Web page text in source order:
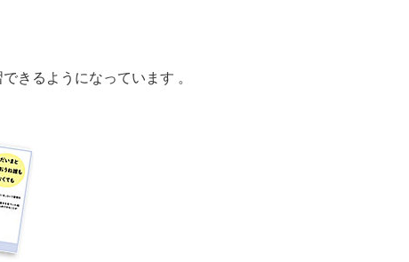
きるようになっています 。